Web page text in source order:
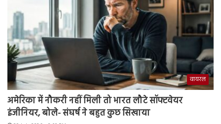
वायरल
अमेरिका में नौकरी नहीं मिली तो भारत लौटे सॉफ्टवेयर
इंजीनियर, बोले- संघर्ष ने बहुत कुछ सिखाया